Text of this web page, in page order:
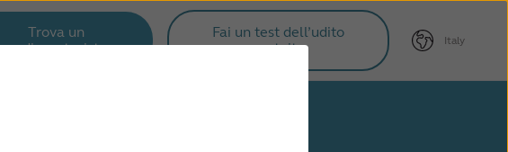
Trova un
audioprotesista
Fai un test dell’udito
gratuito
Italy